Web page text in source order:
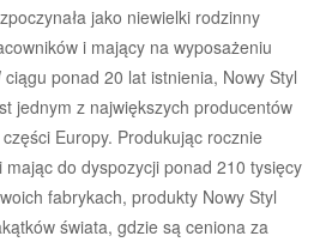
jako niewielki rodzinny
i mający na wyposażeniu
ponad 20 lat istnienia, Nowy Styl
jednym z największych producentów
Europy. Produkując rocznie
mając do dyspozycji ponad 210 tysięcy
fabrykach, produkty Nowy Styl
świata, gdzie są ceniona za